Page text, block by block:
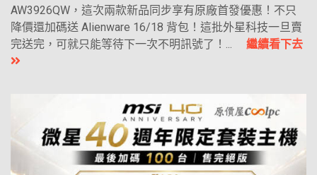
AW3926QW，這次兩款新品同步享有原廠首發優惠！不只
降價還加碼送 Alienware 16/18 背包！這批外星科技一旦賣
完送完，可就只能等待下一次不明訊號了！... 繼續看下去